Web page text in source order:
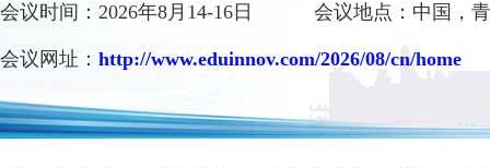
会议时间：2026年8月14-16日 会议地点：中国，
会议网址： http://www.eduinnov.com/2026/08/cn/home